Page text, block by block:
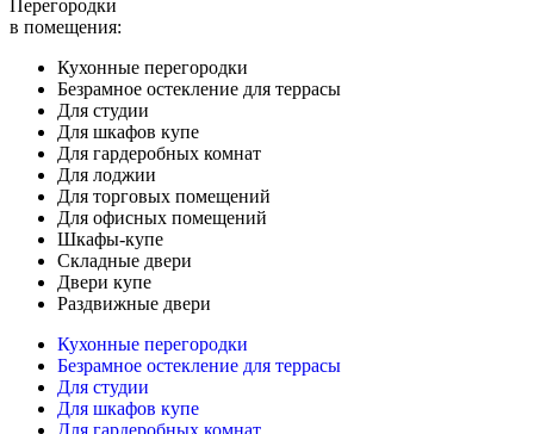
Перегородки
в помещения:
Кухонные перегородки
Безрамное остекление для террасы
Для студии
Для шкафов купе
Для гардеробных комнат
Для лоджии
Для торговых помещений
Для офисных помещений
Шкафы-купе
Складные двери
Двери купе
Раздвижные двери
Кухонные перегородки
Безрамное остекление для террасы
Для студии
Для шкафов купе
Для гардеробных комнат